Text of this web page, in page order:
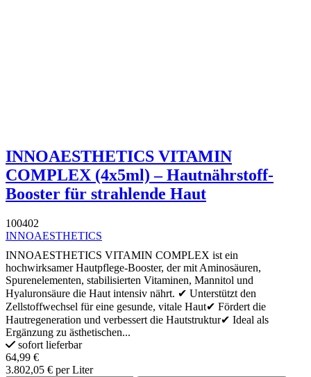
INNOAESTHETICS VITAMIN
COMPLEX (4x5ml) – Hautnährstoff-
Booster für strahlende Haut
100402
INNOAESTHETICS
INNOAESTHETICS VITAMIN COMPLEX ist ein
hochwirksamer Hautpflege-Booster, der mit Aminosäuren,
Spurenelementen, stabilisierten Vitaminen, Mannitol und
Hyaluronsäure die Haut intensiv nährt. ✔ Unterstützt den
Zellstoffwechsel für eine gesunde, vitale Haut✔ Fördert die
Hautregeneration und verbessert die Hautstruktur✔ Ideal als
Ergänzung zu ästhetischen...
sofort lieferbar
64,99 €
3.802,05 € per Liter